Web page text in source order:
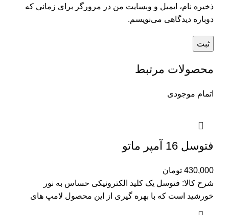
ذخیره نام، ایمیل و وبسایت من در مرورگر برای زمانی که
دوباره دیدگاهی می‌نویسم.
محصولات مرتبط
اتمام موجودی
فتوسل 16 آمپر ماتو
430,000 تومان
شرح کالا: فتوسل یک کلید الکترونیکی حساس به نور
خورشید است که با بهره گیری از این محصول لامپ های